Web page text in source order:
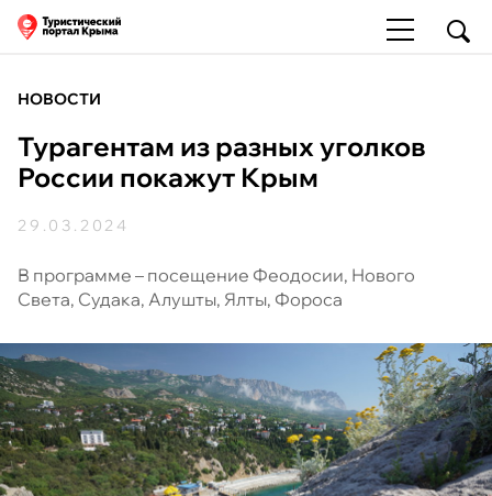
НОВОСТИ
Турагентам из разных уголков
России покажут Крым
29.03.2024
В программе – посещение Феодосии, Нового
Света, Судака, Алушты, Ялты, Фороса